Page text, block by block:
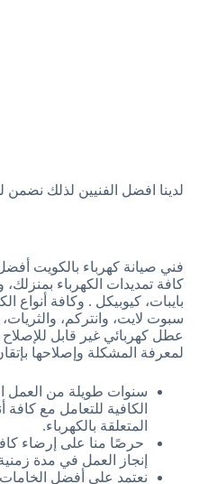
لدينا افضل الفنيين لذلك
فني صيانة كهرباء بالكويت
كافة تمديدات الكهرباء بمنزلك،
بايبات، كيوبيكل . وكافة أنواع
سبوت لايت، وانتركم، والثريات،
عطل كهربائي غير قابل للإصلاح .
لمعرفة المشكلة وإصلاحها
سنوات طويلة من العمل
الكافية للتعامل مع
المتعلقة بالكهرباء.
حرصًا منا على إرضاء
إنجاز العمل في مدة
نعتمد على أفضل